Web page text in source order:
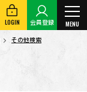
LOGIN 会員登録
MENU
その他検索